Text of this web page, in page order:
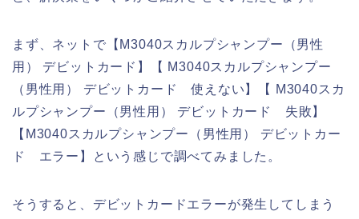
まず、ネットで【M3040スカルプシャンプー（男性
用） デビットカード】【 M3040スカルプシャンプー
（男性用） デビットカード 使えない】【 M3040スカ
ルプシャンプー（男性用） デビットカード 失敗】
【M3040スカルプシャンプー（男性用） デビットカー
ド エラー】という感じで調べてみました。
そうすると、デビットカードエラーが発生してしまう